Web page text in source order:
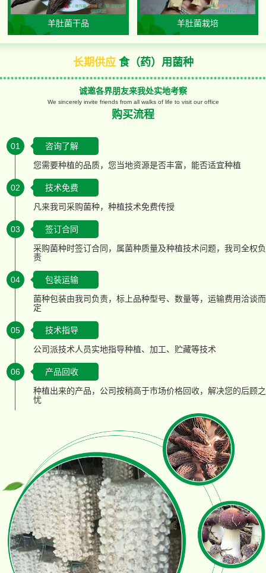
羊肚菌干品 羊肚菌栽培
长期供应食（药）用菌种
诚邀各界朋友来我处实地考察
We sincerely invite friends from all walks of life to visit our office
购买流程
01
咨询了解
您需要种植的品质，您当地资源是否丰富，能否适宜种植
02
技术免费
凡来我司采购菌种，种植技术免费传授
03
签订合同
采购菌种时签订合同，属菌种质量及种植技术问题，我司全权负
责
04
包装运输
菌种包装由我司负责，标上品种型号、数量等，运输费用洽谈而
定
05
技术指导
公司派技术人员实地指导种植、加工、贮藏等技术
06
产品回收
种植出来的产品，公司按稍高于市场价格回收，解决您的后顾之
忧